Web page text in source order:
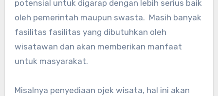
potensial untuk digarap dengan lebih serius baik
oleh pemerintah maupun swasta. Masih banyak
fasilitas fasilitas yang dibutuhkan oleh
wisatawan dan akan memberikan manfaat
untuk masyarakat.
Misalnya penyediaan ojek wisata, hal ini akan